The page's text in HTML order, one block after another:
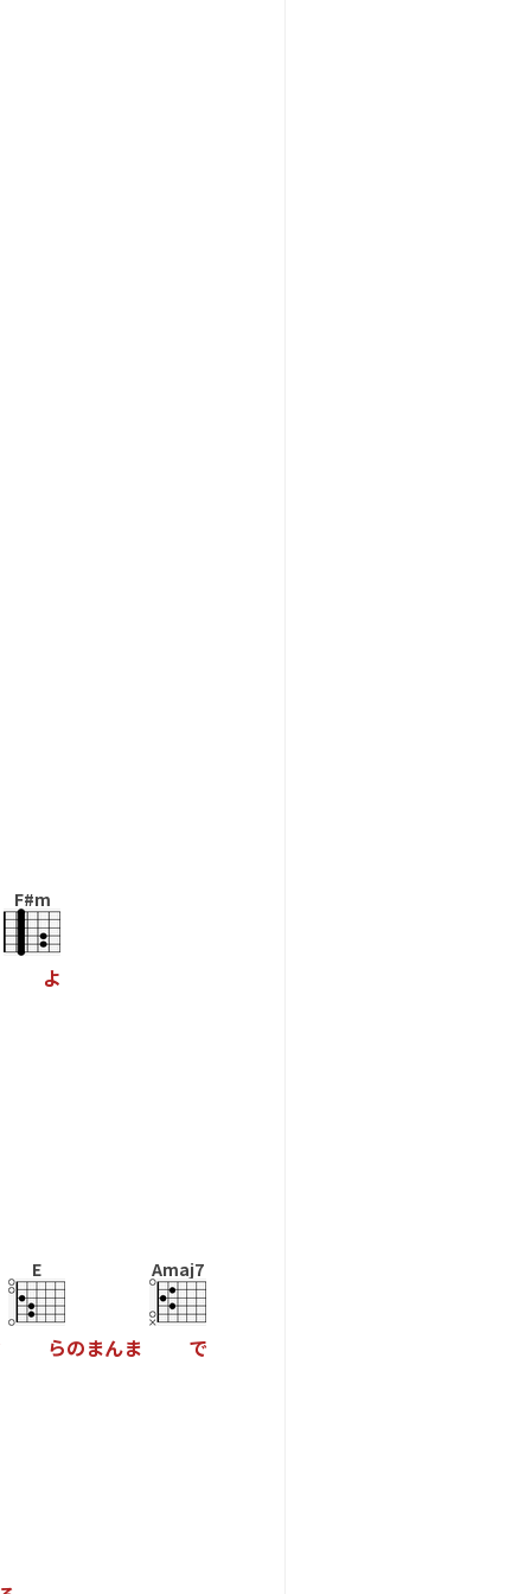
F#m
よ
E
らのまんま
Amaj7
で